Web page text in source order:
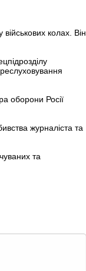
колах. Він
оборони Росії
журналіста та
та